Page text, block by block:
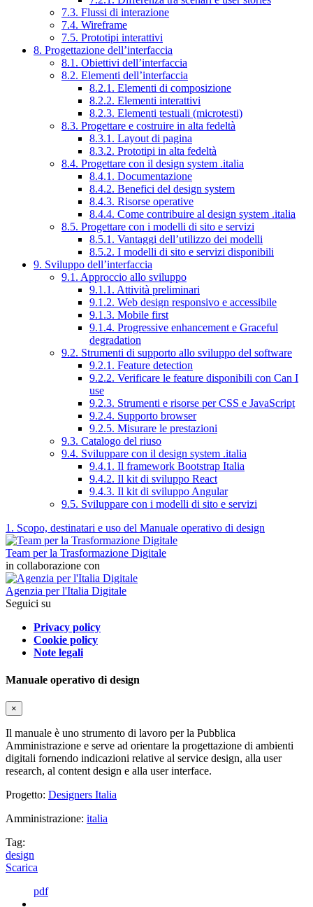
7.3. Flussi di interazione
7.4. Wireframe
7.5. Prototipi interattivi
8. Progettazione dell’interfaccia
8.1. Obiettivi dell’interfaccia
8.2. Elementi dell’interfaccia
8.2.1. Elementi di composizione
8.2.2. Elementi interattivi
8.2.3. Elementi testuali (microtesti)
8.3. Progettare e costruire in alta fedeltà
8.3.1. Layout di pagina
8.3.2. Prototipi in alta fedeltà
8.4. Progettare con il design system .italia
8.4.1. Documentazione
8.4.2. Benefici del design system
8.4.3. Risorse operative
8.4.4. Come contribuire al design system .italia
8.5. Progettare con i modelli di sito e servizi
8.5.1. Vantaggi dell’utilizzo dei modelli
8.5.2. I modelli di sito e servizi disponibili
9. Sviluppo dell’interfaccia
9.1. Approccio allo sviluppo
9.1.1. Attività preliminari
9.1.2. Web design responsivo e accessibile
9.1.3. Mobile first
9.1.4. Progressive enhancement e Graceful
degradation
9.2. Strumenti di supporto allo sviluppo del software
9.2.1. Feature detection
9.2.2. Verificare le feature disponibili con Can I
use
9.2.3. Strumenti e risorse per CSS e JavaScript
9.2.4. Supporto browser
9.2.5. Misurare le prestazioni
9.3. Catalogo del riuso
9.4. Sviluppare con il design system .italia
9.4.1. Il framework Bootstrap Italia
9.4.2. Il kit di sviluppo React
9.4.3. Il kit di sviluppo Angular
9.5. Sviluppare con i modelli di sito e servizi
1. Scopo, destinatari e uso del Manuale operativo di design
Team per la Trasformazione Digitale
in collaborazione con
Agenzia per l'Italia Digitale
Seguici su
Privacy policy
Cookie policy
Note legali
Manuale operativo di design
×
Il manuale è uno strumento di lavoro per la Pubblica
Amministrazione e serve ad orientare la progettazione di ambienti
digitali fornendo indicazioni relative al service design, alla user
research, al content design e alla user interface.
Progetto: Designers Italia
Amministrazione: italia
Tag:
design
Scarica
pdf